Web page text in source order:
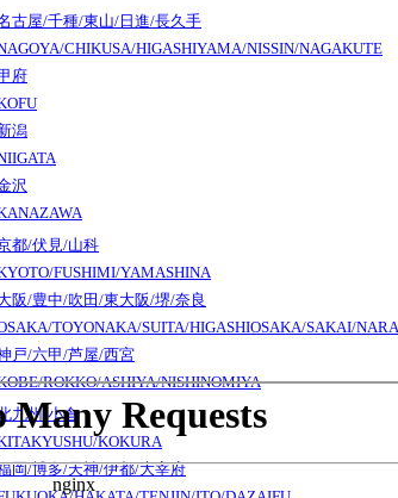
古屋/千種/東山/日進/長久手
CHIKUSA/HIGASHIYAMA/NISSIN/NAGAKUTE
府
潟
沢
都/伏見/山科
FUSHIMI/YAMASHINA
阪/豊中/吹田/東大阪/堺/奈良
TOYONAKA/SUITA/HIGASHIOSAKA/SAKAI/NARA
戸/六甲/芦屋/西宮
ROKKO/ASHIYA/NISHINOMIYA
九州/小倉
KOKURA
岡/博多/天神/伊都/大宰府